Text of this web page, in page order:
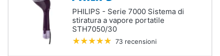
PHILIPS - Serie 7000 Sistema di
stiratura a vapore portatile
STH7050/30
73 recensioni